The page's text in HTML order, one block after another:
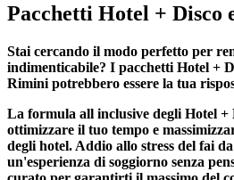
Pacchetti Hotel + Disco
Stai cercando il modo perfetto per
indimenticabile? I pacchetti Hotel +
Rimini potrebbero essere la tua
La formula all inclusive degli Hotel +
ottimizzare il tuo tempo e
degli hotel. Addio allo stress del fai
un'esperienza di soggiorno senza